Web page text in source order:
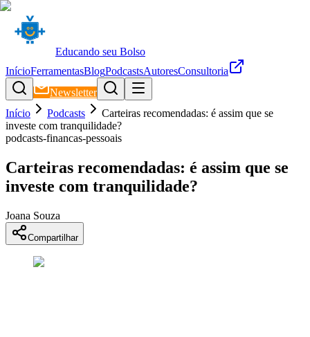
Educando seu Bolso
InícioFerramentasBlogPodcastsAutoresConsultoria
Newsletter
Início
Podcasts
Carteiras recomendadas: é assim que se
investe com tranquilidade?
podcasts-financas-pessoais
Carteiras recomendadas: é assim que se
investe com tranquilidade?
Joana Souza
Compartilhar